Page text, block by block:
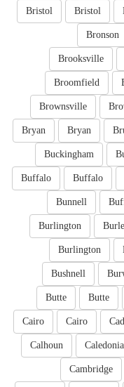
Bristol
Bristol
Bronson
Brooksville
Broomfield
Brownsville
Bryan
Bryan
Buckingham
Buffalo
Buffalo
Bunnell
Burlington
Burlington
Bushnell
Butte
Butte
Cairo
Cairo
Caledonia
Calhoun
Cambridge